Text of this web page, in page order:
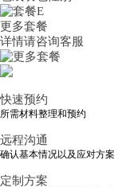
更多套餐
详情请咨询客服
快速预约
所需材料整理和预约
远程沟通
确认基本情况以及应对方案
定制方案